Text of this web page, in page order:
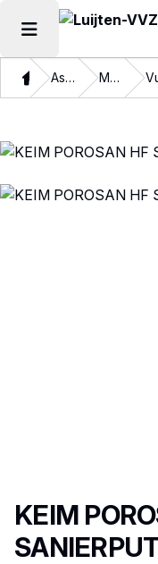
Hoofdmenu openen
ThuisAssortiment Materialen
KEIM